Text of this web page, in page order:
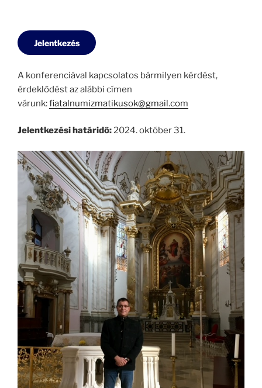
Jelentkezés
A konferenciával kapcsolatos bármilyen kérdést,
érdeklődést az alábbi címen
várunk:fiatalnumizmatikusok@gmail.com
Jelentkezési határidő:2024. október 31.